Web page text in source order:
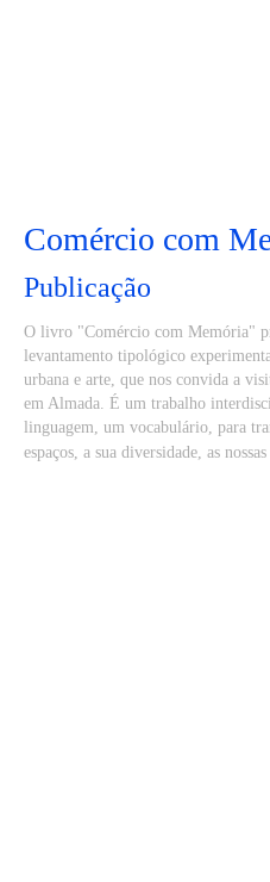
Comércio com
Publicação
O livro "Comércio com Memória"
levantamento tipológico
urbana e arte, que nos convida a
em Almada. É um trabalho
linguagem, um vocabulário, para
espaços, a sua diversidade, as